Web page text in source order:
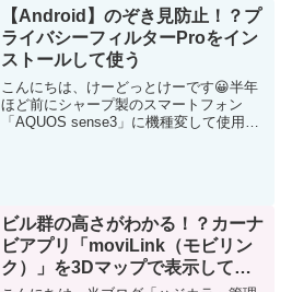
発見を当ブログで紹介しています。ほぼ
毎日更新しています。...
【Android】のぞき見防止！？プ
ライバシーフィルターProをイン
ストールして使う
こんにちは、けーどっとけーです😀半年
ほど前にシャープ製のスマートフォン
「AQUOS sense3」に機種変して使用し
ビル群の高さがわかる！？カーナ
ビアプリ「moviLink（モビリン
ク）」を3Dマップで表示してみ